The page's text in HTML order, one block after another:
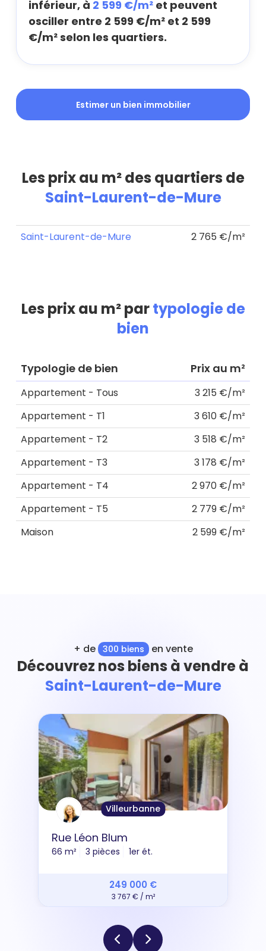
inférieur, à 2 599 €/m² et peuvent
osciller entre 2 599 €/m² et 2 599
€/m² selon les quartiers.
Estimer un bien immobilier
Les prix au m² des quartiers de
Saint-Laurent-de-Mure
Saint-Laurent-de-Mure 2 765 €/m²
Les prix au m² partypologie de
bien
Typologie de bien Prix au m²
Appartement - Tous
3 215 €/m²
Appartement - T1
3 610 €/m²
Appartement - T2
3 518 €/m²
Appartement - T3
3 178 €/m²
Appartement - T4
2 970 €/m²
Appartement - T5
2 779 €/m²
Maison
2 599 €/m²
+ de 300 biens en vente
Découvrez nos biens à vendre à
Saint-Laurent-de-Mure
Villeurbanne
Rue Léon Blum
66 m² 3 pièces 1er ét.
249 000 €
3 767 € / m²